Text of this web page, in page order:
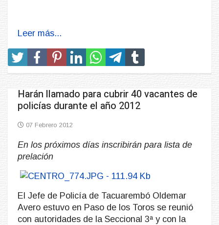
Leer más...
Harán llamado para cubrir 40 vacantes de
policías durante el año 2012
07 Febrero 2012
En los próximos días inscribirán para lista de
prelación
El Jefe de Policía de Tacuarembó Oldemar
Avero estuvo en Paso de los Toros se reunió
con autoridades de la Seccional 3ª y con la